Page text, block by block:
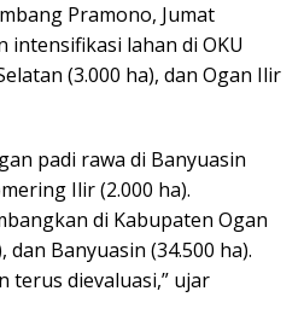
Pramono, Jumat
intensifikasi lahan di OKU
(3.000 ha), dan Ogan Ilir
padi rawa di Banyuasin
Ilir (2.000 ha).
di Kabupaten Ogan
Banyuasin (34.500 ha).
terus dievaluasi,” ujar